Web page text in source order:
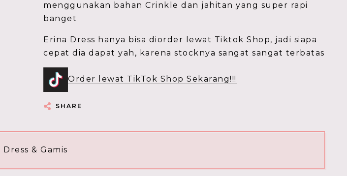
menggunakan bahan Crinkle dan jahitan yang super rapi
banget
Erina Dress hanya bisa diorder lewat Tiktok Shop, jadi siapa
cepat dia dapat yah, karena stocknya sangat sangat terbatas
Order lewat TikTok Shop Sekarang!!!
SHARE
Dress & Gamis